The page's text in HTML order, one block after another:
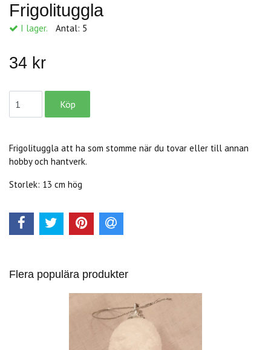
Frigolituggla
I lager. Antal: 5
34 kr
Frigolituggla att ha som stomme när du tovar eller till annan
hobby och hantverk.
Storlek: 13 cm hög
Flera populära produkter